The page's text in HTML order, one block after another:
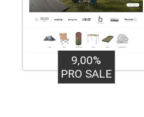
9,00%
PRO SALE